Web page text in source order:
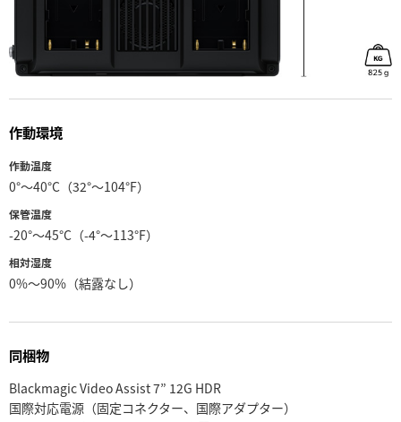
作動環境
作動温度
0°〜40°C（32°〜104°F）
保管温度
-20°〜45°C（-4°〜113°F）
相対湿度
0%〜90%（結露なし）
同梱物
Blackmagic Video Assist 7” 12G HDR
国際対応電源（固定コネクター、国際アダプター）